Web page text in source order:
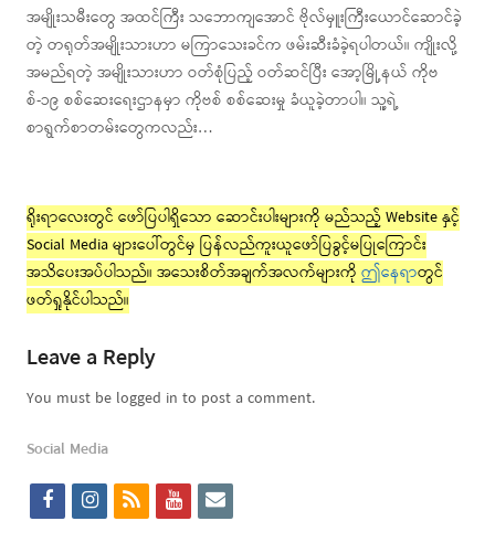
အမျိုးသမီးတွေ အထင်ကြီး သဘောကျအောင် ဗိုလ်မှူးကြီးယောင်ဆောင်ခဲ့
တဲ့ တရုတ်အမျိုးသားဟာ မကြာသေးခင်က ဖမ်းဆီးခံခဲ့ရပါတယ်။ ကျိုးလို့
အမည်ရတဲ့ အမျိုးသားဟာ ဝတ်စုံပြည့် ဝတ်ဆင်ပြီး အော့မြို့နယ် ကိုဗ
စ်-၁၉ စစ်ဆေးရေးဌာနမှာ ကိုဗစ် စစ်ဆေးမှု ခံယူခဲ့တာပါ။ သူ့ရဲ့
စာရွက်စာတမ်းတွေကလည်း…
ရိုးရာလေးတွင် ဖော်ပြပါရှိသော ဆောင်းပါးများကို မည်သည့် Website နှင့်
Social Media များပေါ်တွင်မှ ပြန်လည်ကူးယူဖော်ပြခွင့်မပြုကြောင်း
အသိပေးအပ်ပါသည်။ အသေးစိတ်အချက်အလက်များကို ဤနေရာတွင်
ဖတ်ရှုနိုင်ပါသည်။
Leave a Reply
You must be logged in to post a comment.
Social Media
f
i
r
y
e